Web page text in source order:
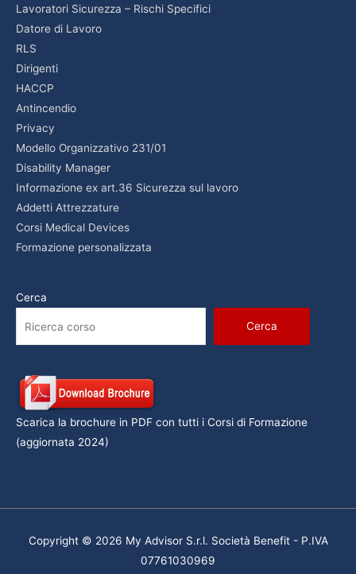
Lavoratori Sicurezza – Rischi Specifici
Datore di Lavoro
RLS
Dirigenti
HACCP
Antincendio
Privacy
Modello Organizzativo 231/01
Disability Manager
Informazione ex art.36 Sicurezza sul lavoro
Addetti Attrezzature
Corsi Medical Devices
Formazione personalizzata
Cerca
Cerca
Scarica la brochure in PDF con tutti i Corsi di Formazione
(aggiornata 2024)
Copyright © 2026 My Advisor S.r.l. Società Benefit - P.IVA
07761030969